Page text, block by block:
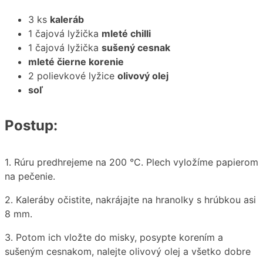
3 ks kaleráb
1 čajová lyžička mleté chilli
1 čajová lyžička sušený cesnak
mleté čierne korenie
2 polievkové lyžice olivový olej
soľ
Postup:
1․ Rúru predhrejeme na 200 °C. Plech vyložíme papierom
na pečenie.
2․ Kaleráby očistite, nakrájajte na hranolky s hrúbkou asi
8 mm.
3․ Potom ich vložte do misky, posypte korením a
sušeným cesnakom, nalejte olivový olej a všetko dobre